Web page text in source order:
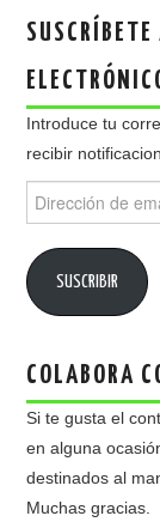
SUSCRÍBETE
Introduce tu
recibir
de
SUSCRIBIR
COLABORA
Si te gusta el
en alguna
destinados al
Muchas gracias.